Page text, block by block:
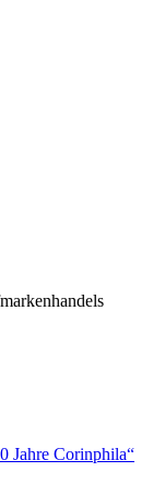
Jahre Corinphila“